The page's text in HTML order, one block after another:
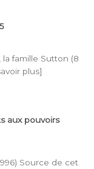
la famille Sutton (8
plus]
aux pouvoirs
Source de cet